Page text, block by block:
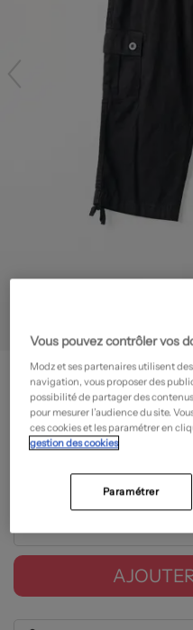
TORRENTE
Pantacourt - Taille haute- Outlet
15,98€
Prix boutique : 79,90€
Guide des tailles
Vous pouvez contrôler vos
Modz et ses partenaires utilisent
navigation, vous proposer des
possibilité de partager des
pour mesurer l’audience du site.
ces cookies et les paramétrer en
gestion des cookies
Paramétrer